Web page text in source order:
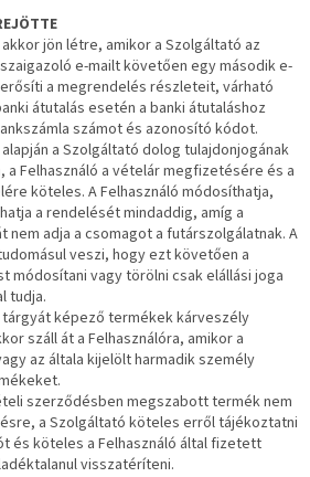
jön létre, amikor a Szolgáltató az
e-mailt követően egy második e-
a megrendelés részleteit, várható
átutalás esetén a banki átutaláshoz
számot és azonosító kódot.
a Szolgáltató dolog tulajdonjogának
a Felhasználó a vételár megfizetésére és a
köteles. A Felhasználó módosíthatja,
a rendelését mindaddig, amíg a
nem adja a csomagot a futárszolgálatnak. A
veszi, hogy ezt követően a
módosítani vagy törölni csak elállási joga
tudja.
képező termékek kárveszély
száll át a Felhasználóra, amikor a
az általa kijelölt harmadik személy
szerződésben megszabott termék nem
a Szolgáltató köteles erről tájékoztatni
és köteles a Felhasználó által fizetett
visszatéríteni.